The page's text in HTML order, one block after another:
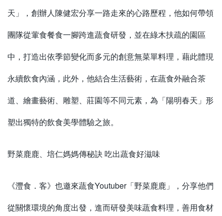
天」，創辦人陳健宏分享一路走來的心路歷程，他如何帶領
團隊從葷食餐食一腳跨進蔬食研發，並在綠木扶疏的園區
中，打造出依季節變化而多元的創意無菜單料理，藉此體現
永續飲食內涵，此外，他結合生活藝術，在蔬食外融合茶
道、繪畫藝術、雕塑、莊園等不同元素，為「陽明春天」形
塑出獨特的飲食美學體驗之旅。
野菜鹿鹿、培仁媽媽傳秘訣 吃出蔬食好滋味
《灃食．客》也邀來蔬食Youtuber「野菜鹿鹿」，分享他們
從關懷環境的角度出發，進而研發美味蔬食料理，善用食材